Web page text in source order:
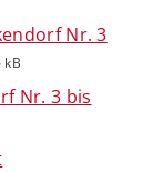
Nr. 3
kB
Nr. 3 bis